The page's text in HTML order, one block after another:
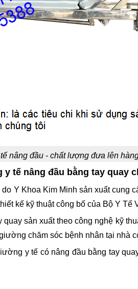
nâng đầu - chất lượng đưa lên
tế nâng đầu bằng tay quay
Y Khoa Kim Minh sản xuất
kế kỹ thuật công bố của Bộ Y Tế
sản xuất theo công nghệ kỹ
chăm sóc bệnh nhân tại nhà
y tế có nâng đầu bằng tay